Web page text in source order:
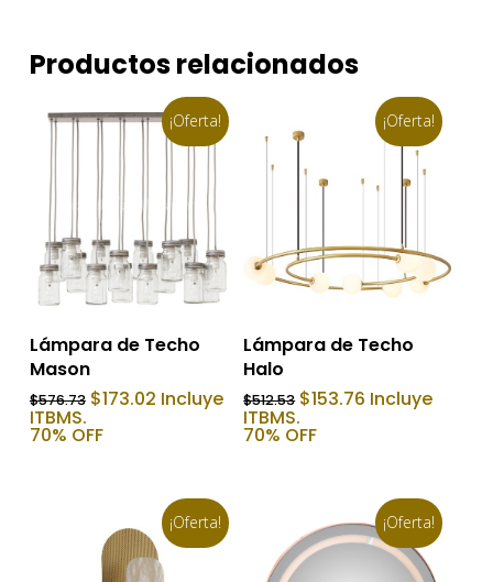
Productos relacionados
¡Oferta!
Añadir Al Carrito
Lámpara de Techo
Mason
$576.73 El
original
$173.02El
precio
Incluye
ITBMS.
70% OFF
¡Oferta!
Añadir Al Carrito
Lámpara de Techo
Halo
$512.53 El
precio
original
$153.76 El
precio
Incluye
ITBMS.
70% OFF
¡Oferta! ¡Oferta!